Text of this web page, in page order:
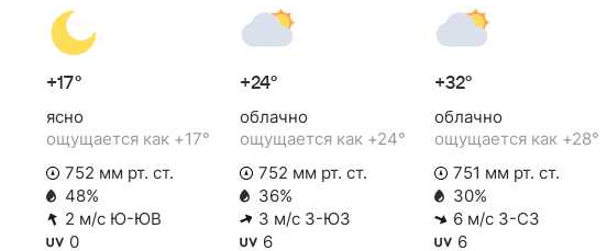
+17°
ясно
ощущается как +17°
752 мм рт. ст.
48%
2 м/с Ю-ЮВ
0
+24°
облачно
ощущается как +24°
752 мм рт. ст.
36%
3 м/с З-ЮЗ
6
+32°
облачно
ощущается как +28°
751 мм рт. ст.
30%
6 м/с З-СЗ
6